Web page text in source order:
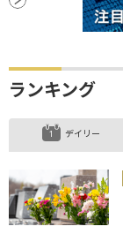
ランキング
デイリー